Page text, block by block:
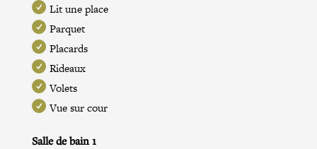
Lit une place
Parquet
Placards
Rideaux
Volets
Vue sur cour
Salle de bain 1